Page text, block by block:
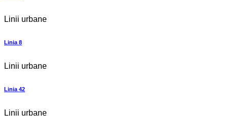
Linii urbane
Linia 8
Linii urbane
Linia 42
Linii urbane